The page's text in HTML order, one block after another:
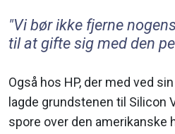
"Vi bør ikke fjerne
til at gifte sig med den
Også hos HP, der med ved
lagde grundstenen til Silicon
spore over den amerikanske